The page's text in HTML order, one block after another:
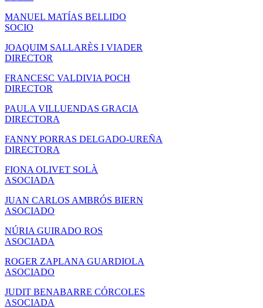
MANUEL MATÍAS BELLIDO
SOCIO
JOAQUIM SALLARÈS I VIADER
DIRECTOR
FRANCESC VALDIVIA POCH
DIRECTOR
PAULA VILLUENDAS GRACIA
DIRECTORA
FANNY PORRAS DELGADO-UREÑA
DIRECTORA
FIONA OLIVET SOLÀ
ASOCIADA
JUAN CARLOS AMBRÓS BIERN
ASOCIADO
NÚRIA GUIRADO ROS
ASOCIADA
ROGER ZAPLANA GUARDIOLA
ASOCIADO
JUDIT BENABARRE CÓRCOLES
ASOCIADA